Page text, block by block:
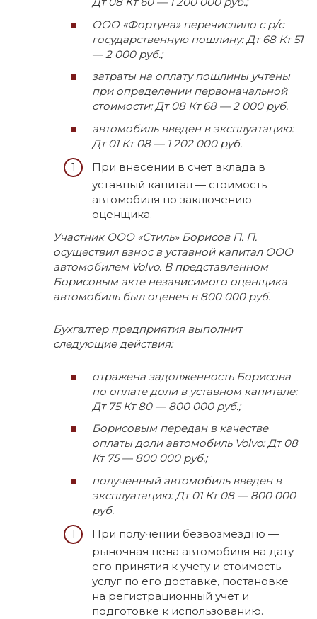
ООО «Фортуна» перечислило с р/с
государственную пошлину: Дт 68 Кт 51
— 2 000 руб.;
затраты на оплату пошлины учтены
при определении первоначальной
стоимости: Дт 08 Кт 68 — 2 000 руб.
автомобиль введен в эксплуатацию:
Дт 01 Кт 08 — 1 202 000 руб.
При внесении в счет вклада в
уставный капитал — стоимость
автомобиля по заключению
оценщика.
Участник ООО «Стиль» Борисов П. П.
осуществил взнос в уставной капитал ООО
автомобилем Volvo. В представленном
Борисовым акте независимого оценщика
автомобиль был оценен в 800 000 руб.
Бухгалтер предприятия выполнит
следующие действия:
отражена задолженность Борисова
по оплате доли в уставном капитале:
Дт 75 Кт 80 — 800 000 руб.;
Борисовым передан в качестве
оплаты доли автомобиль Volvo: Дт 08
Кт 75 — 800 000 руб.;
полученный автомобиль введен в
эксплуатацию: Дт 01 Кт 08 — 800 000
руб.
При получении безвозмездно —
рыночная цена автомобиля на дату
его принятия к учету и стоимость
услуг по его доставке, постановке
на регистрационный учет и
подготовке к использованию.